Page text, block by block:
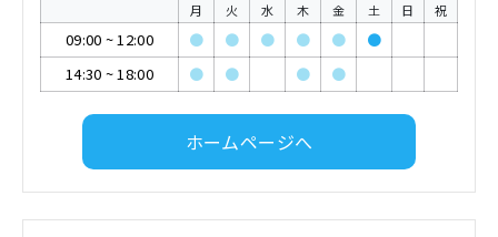
月 火 水 木 金 土 日 祝
09:00 ~12:00 ● ● ● ● ●
●
14:30 ~18:00 ● ● ● ●
ホームページへ